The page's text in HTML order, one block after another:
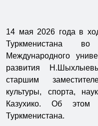
14 мая 2026 года в
Туркменистана
Международного
развития
старшим
культуры, спорта,
Казухико. Об
Туркменистана.